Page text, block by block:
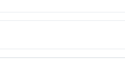
https://www.webmd.com/
skin. Accessed April 16, 2022
April 16, 2022